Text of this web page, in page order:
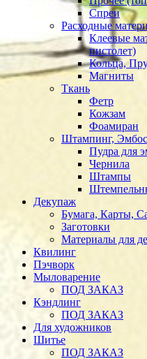
Спреи
Расходные
Клеевые
пистолет)
Кольца,
Магниты
Ткань
Фетр
Кожзам
Фоамиран
Штампинг,
Пудра для
Чернила
Штампы
Декупаж
Бумага, Карты,
Заготовки
Материалы для
Квилинг
Пэчворк
Мыловарение
ПОД ЗАКАЗ
Кэндлинг
ПОД ЗАКАЗ
Для художников
Шитье
ПОД ЗАКАЗ